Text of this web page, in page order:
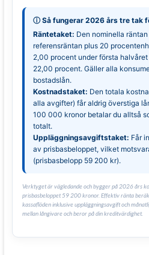
ⓘ Så fungerar 2026 års tre tak
Räntetaket: Den nominella
referensräntan plus 20
2,00 procent under första
22,00 procent. Gäller alla
bostadslån.
Kostnadstaket: Den totala
alla avgifter) får aldrig överstiga
100 000 kronor betalar du alltså
totalt.
Uppläggningsavgiftstaket: Får
av prisbasbeloppet, vilket
(prisbasbelopp 59 200 kr).
Verktyget är vägledande och bygger på 2026 års
prisbasbeloppet 59 200 kronor. Effektiv ränta
kassaflöden inklusive uppläggningsavgift och
mellan långivare och beror på din kreditvärdighet.